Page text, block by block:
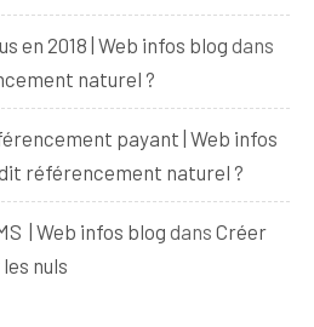
en 2018 | Web infos blog dans
naturel ?
payant | Web infos
référencement naturel ?
| Web infos blog dans Créer
nuls